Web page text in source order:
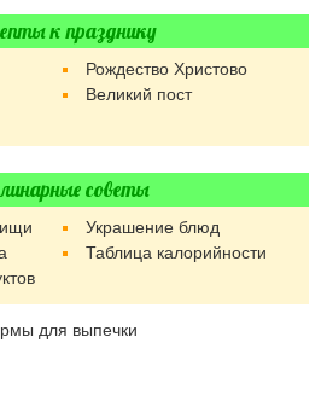
к празднику
Рождество Христово
Великий пост
советы
Украшение блюд
Таблица калорийности
для выпечки